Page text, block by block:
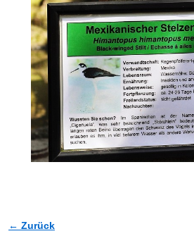
Bilder-Navigation
← Zurück